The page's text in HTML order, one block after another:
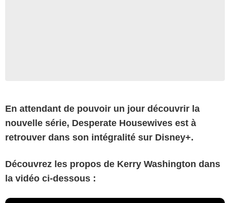
En attendant de pouvoir un jour découvrir la
nouvelle série, Desperate Housewives est à
retrouver dans son intégralité sur Disney+.
Découvrez les propos de Kerry Washington dans
la vidéo ci-dessous :